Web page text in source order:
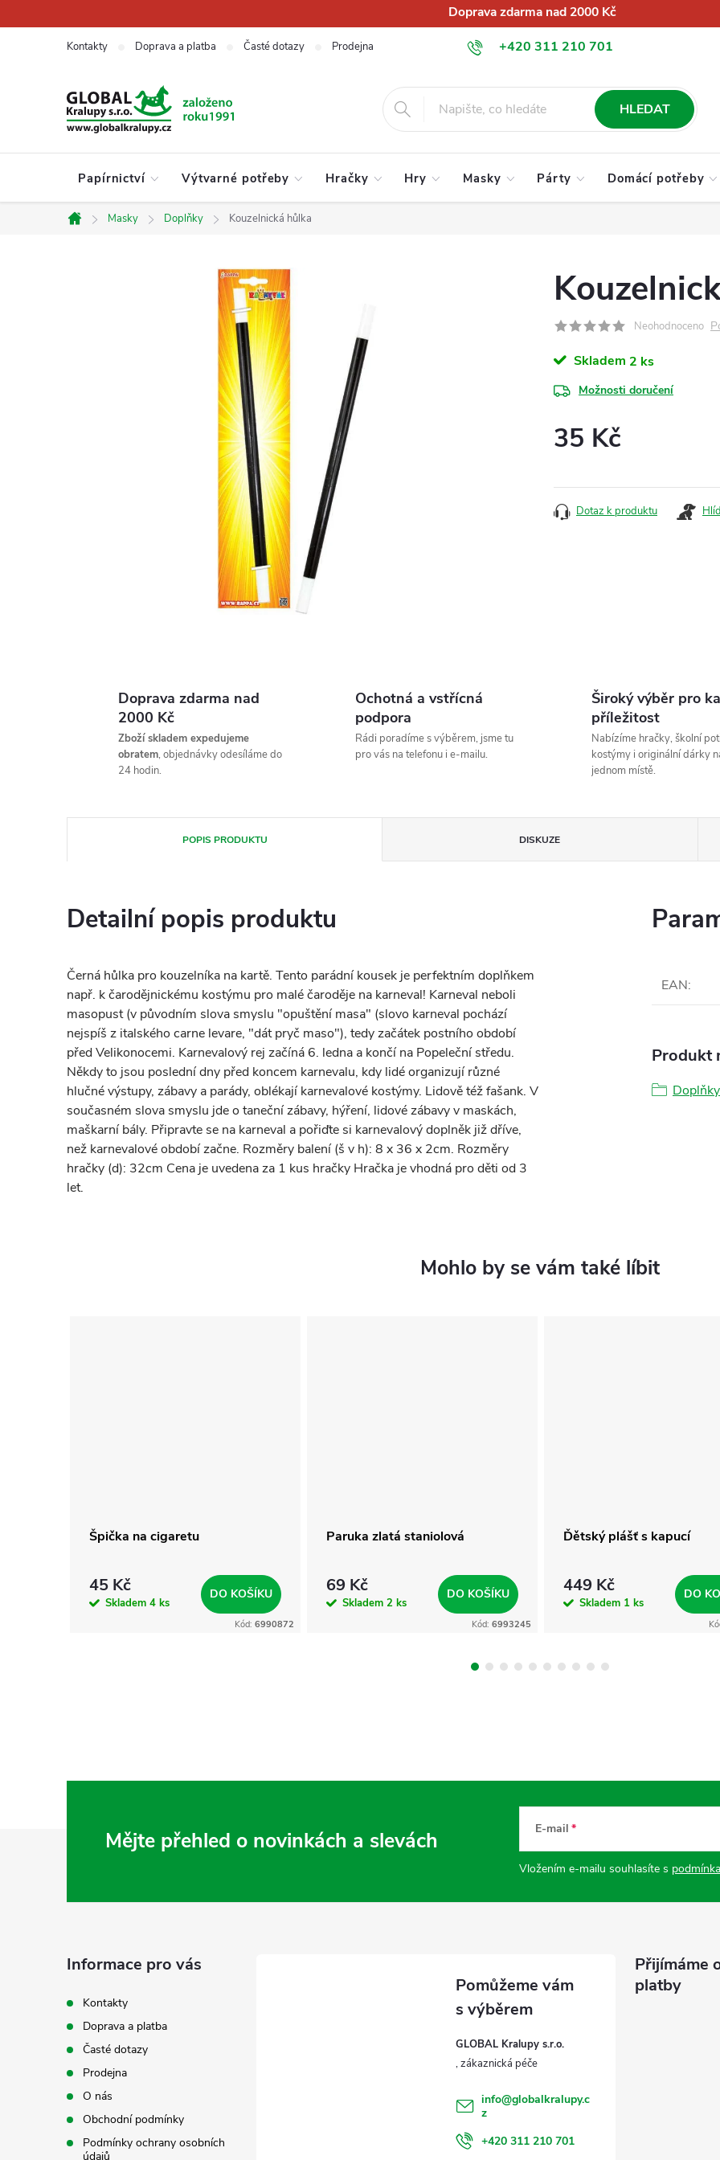
na
Doprava zdarma nad 2000 Kč
+420 311 210 701
info@globalkralupy.cz
Kontakty Doprava a platba Časté dotazy Prodejna Obchodní podmínky Podmínky ochrany osobních
HLEDAT
Papírnictví Výtvarné potřeby Hračky Hry Masky Párty Domácí potřeby
Domů
Masky Doplňky Kouzelnická hůlka
Neohodnoceno
Skladem 2 ks
Možnosti doručení
35 Kč
Dotaz k produktu
Doprava zdarma nad
2000 Kč
Zboží skladem expedujeme
obratem, objednávky odesíláme do
24 hodin.
Ochotná a vstřícná
podpora
Rádi poradíme s výběrem, jsme tu
pro vás na telefonu i e-mailu.
Široký výběr pro
příležitost
Nabízíme hračky, školní
kostýmy i originální dárky
jednom místě.
POPIS PRODUKTU DISKUZE
Detailní popis produktu
Černá hůlka pro kouzelníka na kartě. Tento parádní kousek je perfektním doplňkem
např. k čarodějnickému kostýmu pro malé čaroděje na karneval! Karneval neboli
masopust (v původním slova smyslu "opuštění masa" (slovo karneval pochází
nejspíš z italského carne levare, "dát pryč maso"), tedy začátek postního období
před Velikonocemi. Karnevalový rej začíná 6. ledna a končí na Popeleční středu.
Někdy to jsou poslední dny před koncem karnevalu, kdy lidé organizují různé
hlučné výstupy, zábavy a parády, oblékají karnevalové kostýmy. Lidově též fašank. V
současném slova smyslu jde o taneční zábavy, hýření, lidové zábavy v maskách,
maškarní bály. Připravte se na karneval a pořiďte si karnevalový doplněk již dříve,
než karnevalové období začne. Rozměry balení (š v h): 8 x 36 x 2cm. Rozměry
hračky (d): 32cm Cena je uvedena za 1 kus hračky Hračka je vhodná pro děti od 3
let.
EAN:
Produkt
Doplňky
Špička na cigaretu
45 Kč
Skladem 4 ks
DO KOŠÍKU
Kód: 6990872
Paruka zlatá staniolová
69 Kč
Skladem 2 ks
DO KOŠÍKU
Kód: 6993245
Ďětský plášť s kapucí
449 Kč
Skladem 1 ks
DO
Mějte přehled o novinkách a slevách E-mail
Vložením e-mailu souhlasíte s
Informace pro vás
Kontakty
Doprava a platba
Časté dotazy
Prodejna
O nás
Obchodní podmínky
Podmínky ochrany osobních
údajů
GLOBAL Kralupy s.r.o.
info@globalkralupy.c
z
+420 311 210 701
Přijímáme
platby